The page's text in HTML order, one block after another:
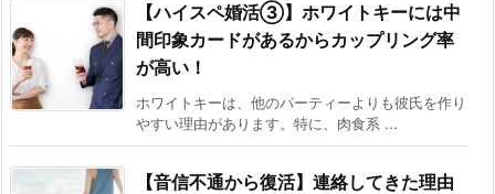
【ハイスペ婚活③】ホワイトキーには中
間印象カードがあるからカップリング率
が高い！
ホワイトキーは、他のパーティーよりも彼氏を作り
やすい理由があります。特に、肉食系 ...
【音信不通から復活】連絡してきた理由